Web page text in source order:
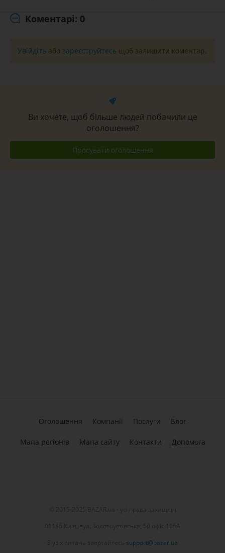
Коментарі: 0
Увійдіть або зареєструйтесь щоб залишити коментар.
Ви хочете, щоб більше людей побачили це
оголошення?
Просувати оголошення
support@bazar.ua
Оголошення Компанії Послуги Блог
Мапа регіонів Мапа сайту Контакти Допомога